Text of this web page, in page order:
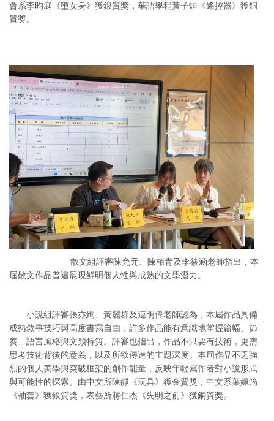
會系李昀庭《墮女身》獲銀質獎，華語學程黃子烜《遙控器》獲銅
質獎。
散文組評審陳允元、陳栢青及李筱涵老師指出，本
屆散文作品普遍展現鮮明個人性與成熟的文學潛力。
小說組評審張亦絢、黃麗群及連明偉老師認為，本屆作品具備
成熟敘事技巧與高度書寫自由，許多作品能有意識地掌握篇幅、節
奏、語言風格與文類特質。評審也指出，作品不只要有技術，更需
思考技術背後的意義，以及所欲傳達的主題深度。本屆作品不乏強
烈的個人美學與突破框架的創作能量，反映年輕寫作者對小說形式
與可能性的探索。由中文所陳靜《玩具》獲金質獎，中文系葉姵筠
《袖套》獲銀質獎，表藝所蔣仁杰《失明之前》獲銅質獎。